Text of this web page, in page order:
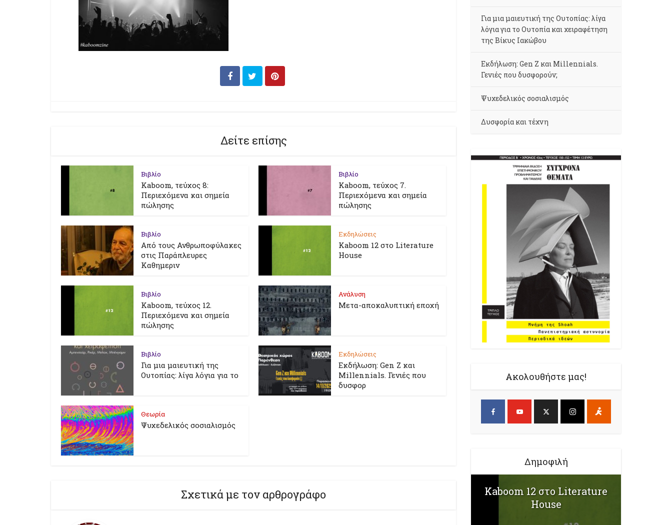
Δείτε επίσης
Βιβλίο
Kaboom, τεύχος 8:
Περιεχόμενα και σημεία
πώλησης
Βιβλίο
Kaboom, τεύχος 7.
Περιεχόμενα και σημεία
πώλησης
Βιβλίο
Από τους Ανθρωποφύλακες
στις Παράπλευρες
Καθημεριν
Εκδηλώσεις
Kaboom 12 στο Literature
House
Βιβλίο
Kaboom, τεύχος 12.
Περιεχόμενα και σημεία
πώλησης
Ανάλυση
Μετα-αποκαλυπτική εποχή
Βιβλίο
Για μια μαιευτική της
Ουτοπίας: λίγα λόγια για το
Εκδηλώσεις
Εκδήλωση: Gen Z και
Millennials. Γενιές που
δυσφορ
Θεωρία
Ψυχεδελικός σοσιαλισμός
Σχετικά με τον αρθρογράφο
Για μια μαιευτική της Ουτοπίας: λίγα
λόγια για το Ουτοπία και χειραφέτηση
της Βίκυς Ιακώβου
Εκδήλωση: Gen Z και Millennials.
Γενιές που δυσφορούν;
Ψυχεδελικός σοσιαλισμός
Δυσφορία και τέχνη
Ακολουθήστε μας!
Δημοφιλή
Kaboom 12 στο Literature
House